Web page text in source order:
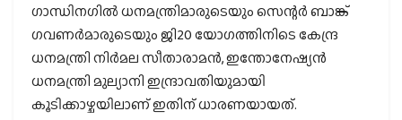
ഗാന്ധിനഗില്‍ ധനമന്ത്രിമാരുടെയും സെന്റര്‍ ബാങ്ക്
ഗവണര്‍മാരുടെയും ജി20 യോഗത്തിനിടെ കേന്ദ്ര
ധനമന്ത്രി നിര്‍മല സീതാരാമന്‍, ഇന്തോനേഷ്യന്‍
ധനമന്ത്രി മുല്യാനി ഇന്ദ്രാവതിയുമായി
കൂടിക്കാഴ്ചയിലാണ് ഇതിന് ധാരണയായത്.